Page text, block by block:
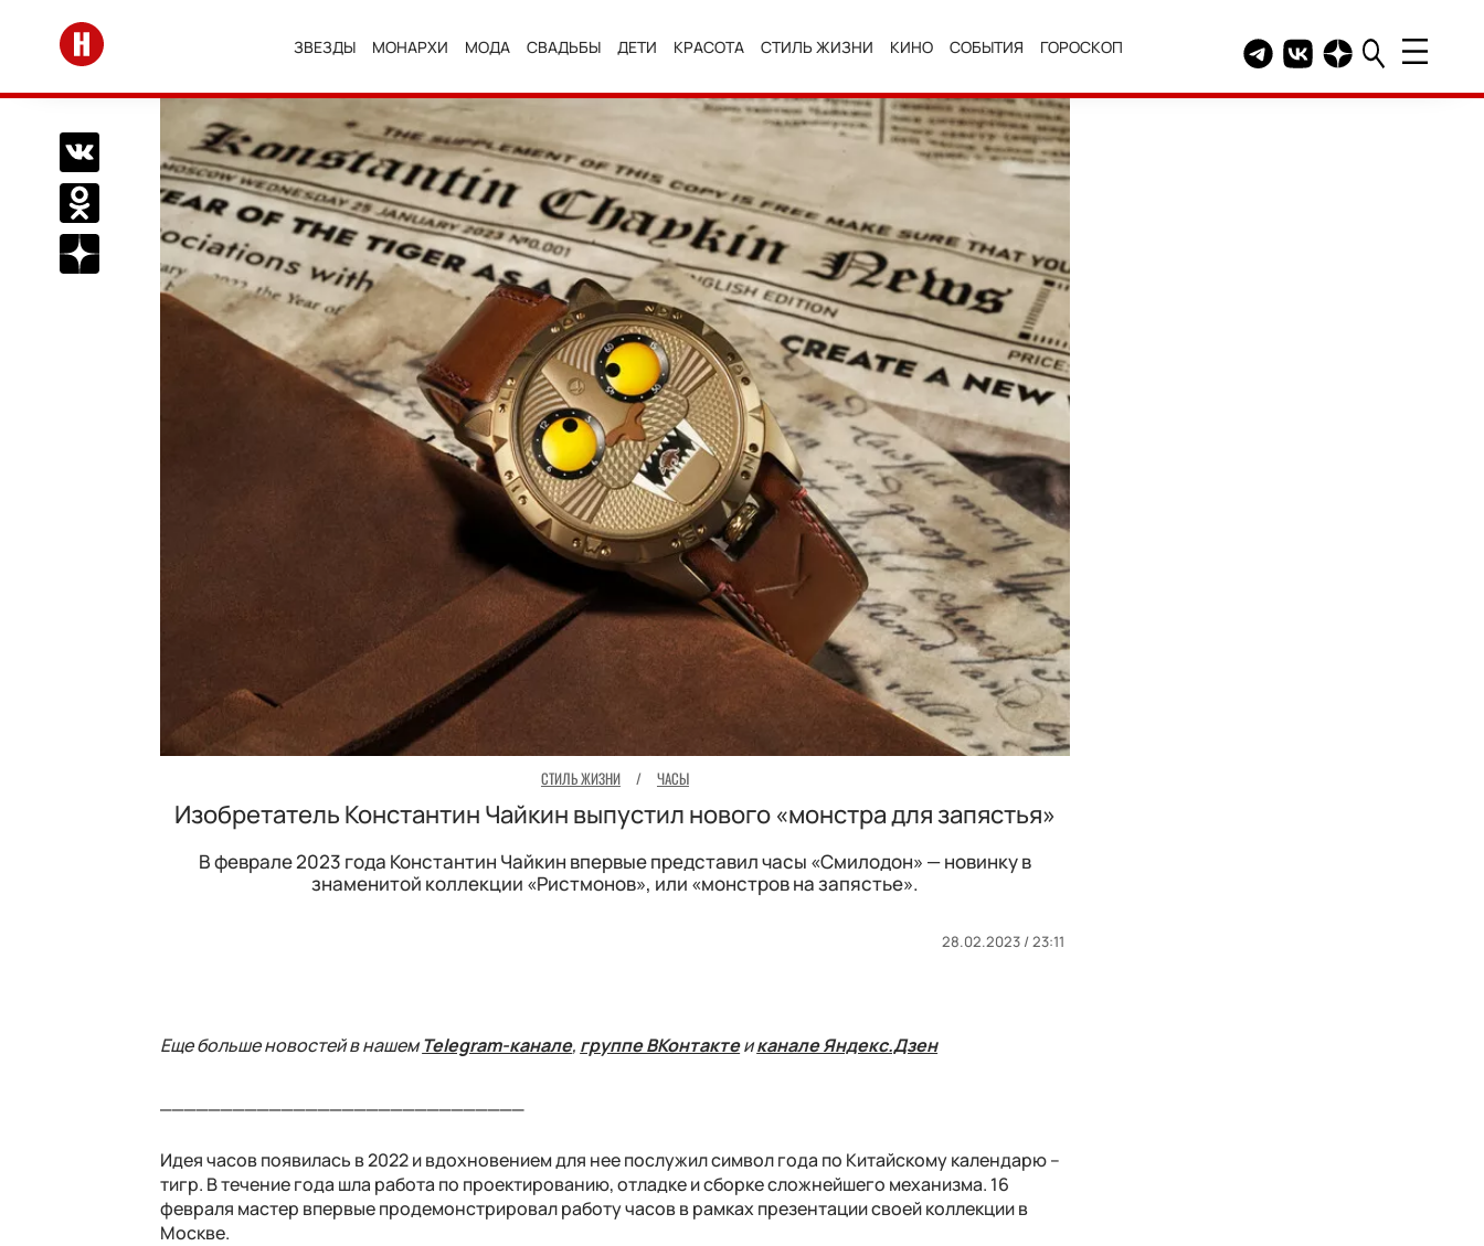
Перейти на главную
ЗВЕЗДЫ МОНАРХИ МОДА СВАДЬБЫ ДЕТИ КРАСОТА СТИЛЬ ЖИЗНИ КИНО СОБЫТИЯ ГОРОСКОП Telegram канал HELLO
Группа HELLO
Канал HELLO в
Поделиться Вконтакте
Поделиться в Одноклассниках
Подписаться на нас в Дзен
СТИЛЬ ЖИЗНИ / ЧАСЫ
Изобретатель Константин Чайкин выпустил нового «монстра для запястья»
В феврале 2023 года Константин Чайкин впервые представил часы «Смилодон» — новинку в
знаменитой коллекции «Ристмонов», или «монстров на запястье».
28.02.2023 / 23:11
Еще больше новостей в нашемTelegram-канале, группе ВКонтактеиканале Яндекс.Дзен
Идея часов появилась в 2022 и вдохновением для нее послужил символ года по Китайскому календарю –
тигр. В течение года шла работа по проектированию, отладке и сборке сложнейшего механизма. 16
февраля мастер впервые продемонстрировал работу часов в рамках презентации своей коллекции в
Москве.